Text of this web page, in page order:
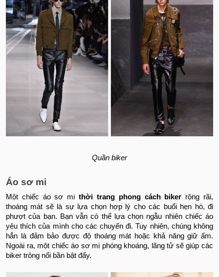
Quần biker
Áo sơ mi
Một chiếc áo sơ mithời trang phong cách biker rộng rãi,
thoáng mát sẽ là sự lựa chọn hợp lý cho các buổi hẹn hò, đi
phượt của bạn. Bạn vẫn có thể lựa chọn ngẫu nhiên chiếc áo
yêu thích của mình cho các chuyến đi. Tuy nhiên, chúng không
hẳn là đảm bảo được độ thoáng mát hoặc khả năng giữ ấm.
Ngoài ra, một chiếc áo sơ mi phóng khoáng, lãng tử sẽ giúp các
biker trông nổi bần bật đấy.